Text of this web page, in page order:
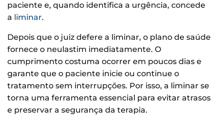
paciente e, quando identifica a urgência, concede
a liminar.
Depois que o juiz defere a liminar, o plano de saúde
fornece o neulastim imediatamente. O
cumprimento costuma ocorrer em poucos dias e
garante que o paciente inicie ou continue o
tratamento sem interrupções. Por isso, a liminar se
torna uma ferramenta essencial para evitar atrasos
e preservar a segurança da terapia.